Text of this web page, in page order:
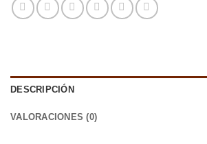
DESCRIPCIÓN
VALORACIONES (0)